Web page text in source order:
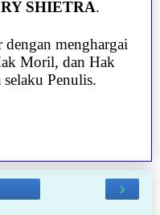
SHIETRA.
menghargai
Moril, dan Hak
Penulis.
›